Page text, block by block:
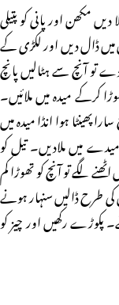
مکھن اور پانی کو پتیلی
ڈال دیں اور لکڑی کے
تو آنچ سے ہٹالیں پانچ
کرکے میدہ میں ملائیں۔
پھینٹا ہوا انڈا میدہ میں
میں ملادیں۔ تیل کو
لگے تو آنچ کو تھوڑا کم
کی طرح ڈالیں سنہار ہونے
پکوڑے رکھیں اور چیز کو